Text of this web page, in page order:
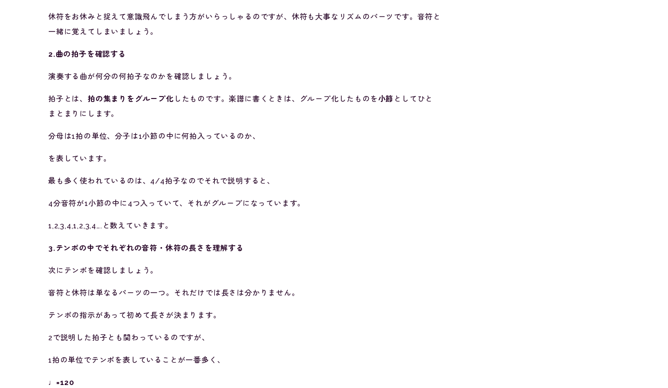
休符をお休みと捉えて意識飛んでしまう方がいらっしゃるのですが、休符も大事なリズムのパーツです。音符と
一緒に覚えてしまいましょう。
2.曲の拍子を確認する
演奏する曲が何分の何拍子なのかを確認しましょう。
拍子とは、 拍の集まりをグループ化 したものです。楽譜に書くときは、グループ化したものを小節 としてひと
まとまりにします。
分母は1拍の単位、分子は1小節の中に何拍入っているのか、
を表しています。
最も多く使われているのは、4/4拍子なのでそれで説明すると、
4分音符が1小節の中に4つ入っていて、それがグループになっています。
1,2,3,4,1,2,3,4….と数えていきます。
3.テンポの中でそれぞれの音符・休符の長さを理解する
次にテンポを確認しましょう。
音符と休符は単なるパーツの一つ。それだけでは長さは分かりません。
テンポの指示があって初めて長さが決まります。
2で説明した拍子とも関わっているのですが、
1拍の単位でテンポを表していることが一番多く、
♩=120